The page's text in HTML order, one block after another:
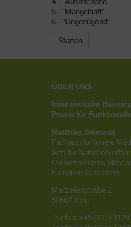
5 - "Mangelhaft"
6 - "Ungenügend"
Starten
ÜBER UNS
Internistische
Praxis für
Matthias Salewski
Facharzt für Innere
Arzt für
Umweltmedizin,
Funktionelle Medizin
Marzellenstraße 1
50667 Köln
Telefon: +49 (221)